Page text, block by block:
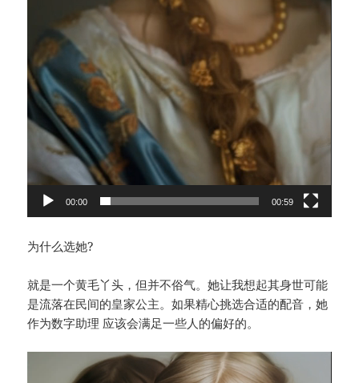
00:00 00:59
为什么选她?
就是一个黄毛丫头，但并不俗气。她让我想起其身世可能
是流落在民间的皇家公主。如果精心挑选合适的配音，她
作为数字助理 应该会满足一些人的偏好的。